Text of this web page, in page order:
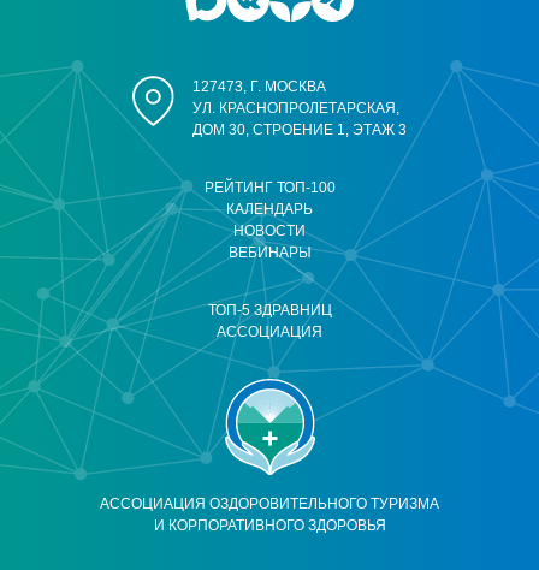
АССОЦИАЦИЯ ОЗДОРОВИТЕЛЬНОГО ТУРИЗМА
И КОРПОРАТИВНОГО ЗДОРОВЬЯ
РЕЙТИНГ ТОП-100
КАЛЕНДАРЬ
НОВОСТИ
ВЕБИНАРЫ
ТОП-5 ЗДРАВНИЦ
АССОЦИАЦИЯ
127473, Г. МОСКВА
УЛ. КРАСНОПРОЛЕТАРСКАЯ,
ДОМ 30, СТРОЕНИЕ 1, ЭТАЖ 3